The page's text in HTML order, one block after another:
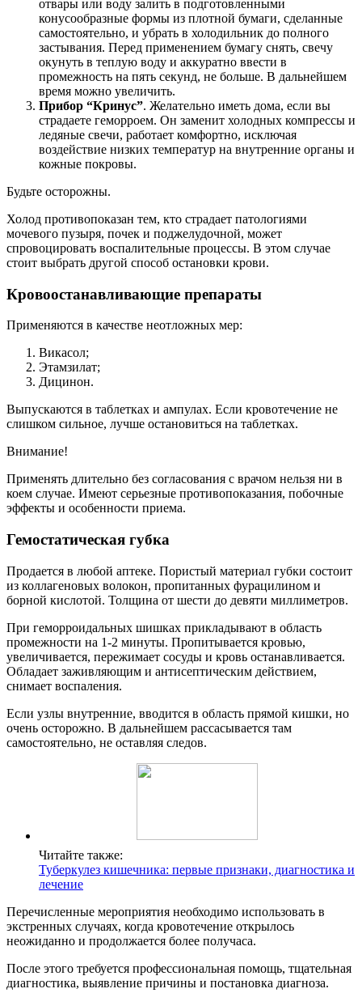
отвары или воду залить в подготовленными
конусообразные формы из плотной бумаги, сделанные
самостоятельно, и убрать в холодильник до полного
застывания. Перед применением бумагу снять, свечу
окунуть в теплую воду и аккуратно ввести в
промежность на пять секунд, не больше. В дальнейшем
время можно увеличить.
Прибор “Кринус”. Желательно иметь дома, если вы
страдаете геморроем. Он заменит холодных компрессы и
ледяные свечи, работает комфортно, исключая
воздействие низких температур на внутренние органы и
кожные покровы.
Будьте осторожны.
Холод противопоказан тем, кто страдает патологиями
мочевого пузыря, почек и поджелудочной, может
спровоцировать воспалительные процессы. В этом случае
стоит выбрать другой способ остановки крови.
Кровоостанавливающие препараты
Применяются в качестве неотложных мер:
Викасол;
Этамзилат;
Дицинон.
Выпускаются в таблетках и ампулах. Если кровотечение не
слишком сильное, лучше остановиться на таблетках.
Внимание!
Применять длительно без согласования с врачом нельзя ни в
коем случае. Имеют серьезные противопоказания, побочные
эффекты и особенности приема.
Гемостатическая губка
Продается в любой аптеке. Пористый материал губки состоит
из коллагеновых волокон, пропитанных фурацилином и
борной кислотой. Толщина от шести до девяти миллиметров.
При геморроидальных шишках прикладывают в область
промежности на 1-2 минуты. Пропитывается кровью,
увеличивается, пережимает сосуды и кровь останавливается.
Обладает заживляющим и антисептическим действием,
снимает воспаления.
Если узлы внутренние, вводится в область прямой кишки, но
очень осторожно. В дальнейшем рассасывается там
самостоятельно, не оставляя следов.
Читайте также:
Туберкулез кишечника: первые признаки, диагностика и
лечение
Перечисленные мероприятия необходимо использовать в
экстренных случаях, когда кровотечение открылось
неожиданно и продолжается более получаса.
После этого требуется профессиональная помощь, тщательная
диагностика, выявление причины и постановка диагноза.